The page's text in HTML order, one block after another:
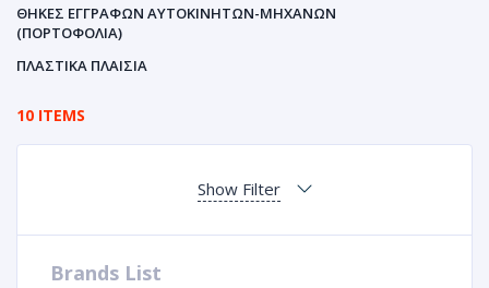
ΘΉΚΕΣ ΕΓΓΡΆΦΩΝ ΑΥΤΟΚΙΝΗΤΩΝ-ΜΗΧΑΝΩΝ
(ΠΟΡΤΟΦΌΛΙΑ)
ΠΛΑΣΤΙΚΆ ΠΛΑΊΣΙΑ
10 ITEMS
Show Filter
Brands List